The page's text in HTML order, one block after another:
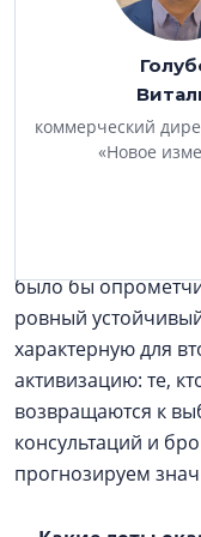
коммерческий
«Новое
четкая тенденция:
разборчивее. Они
метры», а
высокой
инфраструктурой,
высокий уровень
им по духу.
ЖК
стабильную
было бы
ровный
характерную для
активизацию: те,
возвращаются к
консультаций и
прогнозируем